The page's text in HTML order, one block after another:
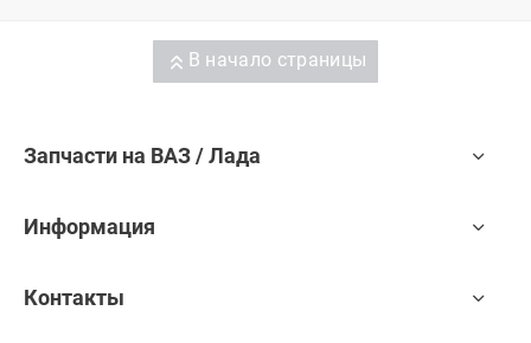
В начало страницы
Запчасти на ВАЗ / Лада
Информация
Контакты